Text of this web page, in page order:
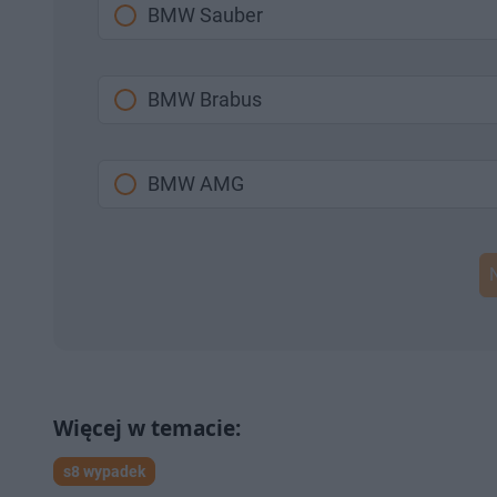
BMW Sauber
BMW Brabus
BMW AMG
s8 wypadek